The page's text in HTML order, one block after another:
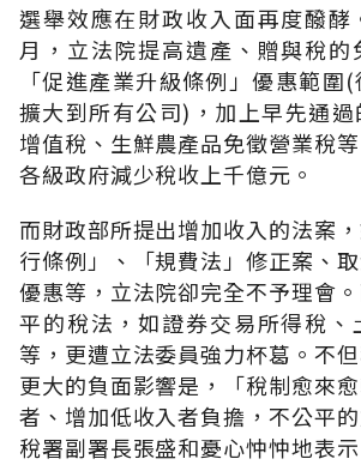
選舉效應在財政收入面再度醱酵
月，立法院提高遺產、贈與稅的
「促進產業升級條例」優惠範圍
擴大到所有公司)，加上早先通
增值稅、生鮮農產品免徵營業稅
各級政府減少稅收上千億元。
而財政部所提出增加收入的法案
行條例」、「規費法」修正案、
優惠等，立法院卻完全不予理會
平的稅法，如證券交易所得稅、
等，更遭立法委員強力杯葛。不
更大的負面影響是，「稅制愈來
者、增加低收入者負擔，不公平
稅署副署長張盛和憂心忡忡地表示